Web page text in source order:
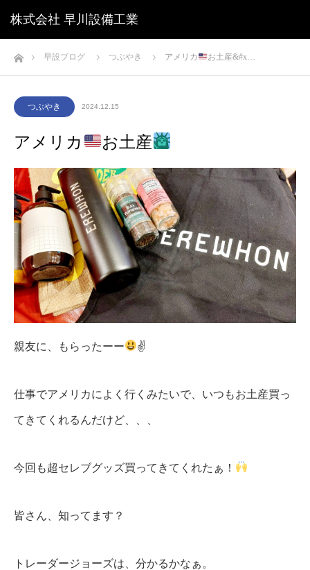
株式会社 早川設備工業
ホーム早設ブログ つぶやき アメリカ お土産&#x…
つぶやき 2024.12.15
アメリカ お土産
親友に、もらったーー ✌
仕事でアメリカによく行くみたいで、いつもお土産買っ
てきてくれるんだけど、、、
今回も超セレブグッズ買ってきてくれたぁ！
皆さん、知ってます？
トレーダージョーズは、分かるかなぁ。